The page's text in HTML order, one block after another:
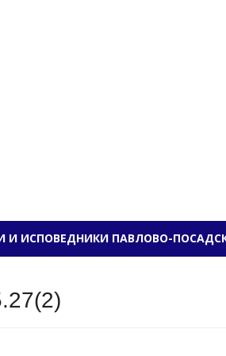
ПАВЛОВО-
И ИСПОВЕДНИКИ ПАВЛОВО-